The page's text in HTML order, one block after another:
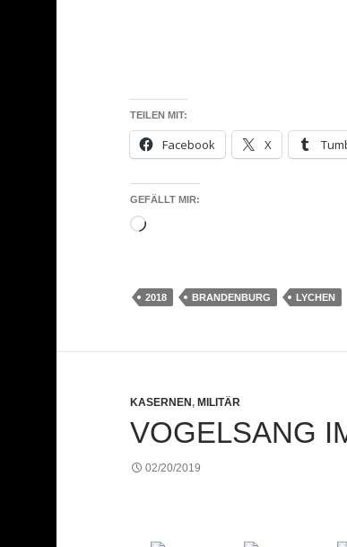
TEILEN MIT:
Facebook X
GEFÄLLT MIR:
Wird
2018 BRANDENBURG LYCHEN
KASERNEN, MILITÄR
VOGELSANG
02/20/2019